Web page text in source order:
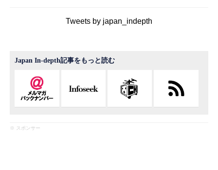
Tweets by japan_indepth
Japan In-depth記事をもっと読む
※ スポンサー